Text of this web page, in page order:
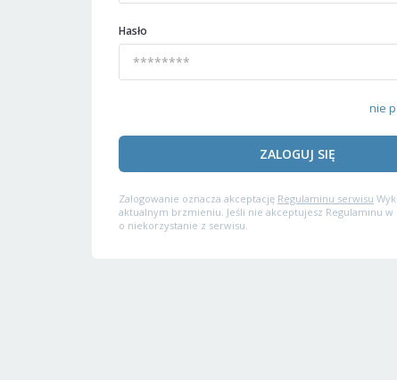
Hasło
nie
ZALOGUJ SIĘ
Zalogowanie oznacza akceptację Regulaminu serwisu
aktualnym brzmieniu. Jeśli nie akceptujesz Regulaminu w
o niekorzystanie z serwisu.